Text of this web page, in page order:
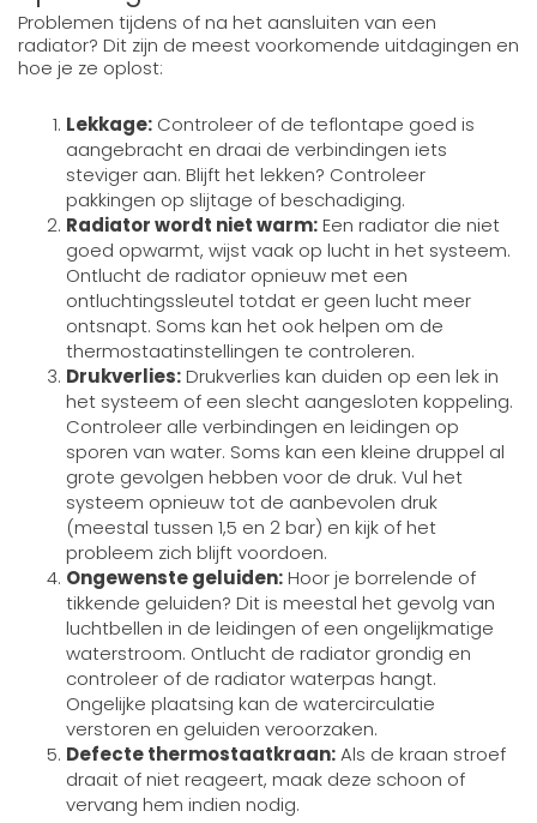
Problemen tijdens of na het aansluiten van een
radiator? Dit zijn de meest voorkomende uitdagingen en
hoe je ze oplost:
Lekkage: Controleer of de teflontape goed is
aangebracht en draai de verbindingen iets
steviger aan. Blijft het lekken? Controleer
pakkingen op slijtage of beschadiging.
Radiator wordt niet warm:Een radiator die niet
goed opwarmt, wijst vaak op lucht in het systeem.
Ontlucht de radiator opnieuw met een
ontluchtingssleutel totdat er geen lucht meer
ontsnapt. Soms kan het ook helpen om de
thermostaatinstellingen te controleren.
Drukverlies:Drukverlies kan duiden op een lek in
het systeem of een slecht aangesloten koppeling.
Controleer alle verbindingen en leidingen op
sporen van water. Soms kan een kleine druppel al
grote gevolgen hebben voor de druk. Vul het
systeem opnieuw tot de aanbevolen druk
(meestal tussen 1,5 en 2 bar) en kijk of het
probleem zich blijft voordoen.
Ongewenste geluiden:Hoor je borrelende of
tikkende geluiden? Dit is meestal het gevolg van
luchtbellen in de leidingen of een ongelijkmatige
waterstroom. Ontlucht de radiator grondig en
controleer of de radiator waterpas hangt.
Ongelijke plaatsing kan de watercirculatie
verstoren en geluiden veroorzaken.
Defecte thermostaatkraan:Als de kraan stroef
draait of niet reageert, maak deze schoon of
vervang hem indien nodig.